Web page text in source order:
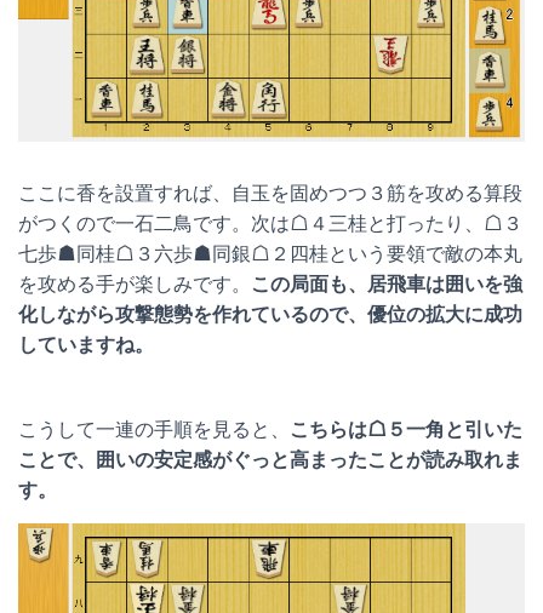
ここに香を設置すれば、自玉を固めつつ３筋を攻める算段
がつくので一石二鳥です。次は☖４三桂と打ったり、☖３
七歩☗同桂☖３六歩☗同銀☖２四桂という要領で敵の本丸
を攻める手が楽しみです。
この局面も、居飛車は囲いを強
化しながら攻撃態勢を作れているので、優位の拡大に成功
していますね。
こうして一連の手順を見ると、
こちらは☖５一角と引いた
ことで、囲いの安定感がぐっと高まったことが読み取れま
す。